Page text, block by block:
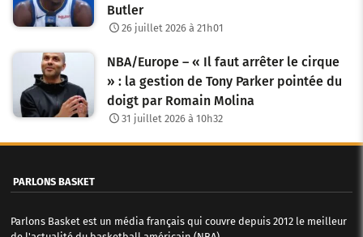
Butler
26 juillet 2026 à 21h01
NBA/Europe – « Il faut arrêter le cirque
» : la gestion de Tony Parker pointée du
doigt par Romain Molina
31 juillet 2026 à 10h32
PARLONS BASKET
Parlons Basket est un média français qui couvre depuis 2012 le meilleur